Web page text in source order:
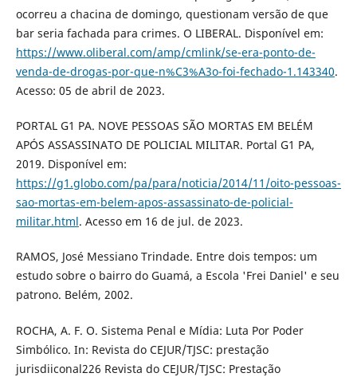
ocorreu a chacina de domingo, questionam versão de que
bar seria fachada para crimes. O LIBERAL. Disponível em:
https://www.oliberal.com/amp/cmlink/se-era-ponto-de-
venda-de-drogas-por-que-n%C3%A3o-foi-fechado-1.143340.
Acesso: 05 de abril de 2023.
PORTAL G1 PA. NOVE PESSOAS SÃO MORTAS EM BELÉM
APÓS ASSASSINATO DE POLICIAL MILITAR. Portal G1 PA,
2019. Disponível em:
https://g1.globo.com/pa/para/noticia/2014/11/oito-pessoas-
sao-mortas-em-belem-apos-assassinato-de-policial-
militar.html. Acesso em 16 de jul. de 2023.
RAMOS, José Messiano Trindade. Entre dois tempos: um
estudo sobre o bairro do Guamá, a Escola 'Frei Daniel' e seu
patrono. Belém, 2002.
ROCHA, A. F. O. Sistema Penal e Mídia: Luta Por Poder
Simbólico. In: Revista do CEJUR/TJSC: prestação
jurisdiiconal226 Revista do CEJUR/TJSC: Prestação